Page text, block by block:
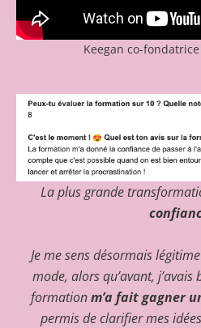
Keegan co-
La plus grande
Je me sens désormais
mode, alors qu’avant,
formationm’a fait gagner
permis de clarifier mes